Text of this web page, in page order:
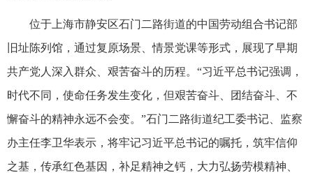
位于上海市静安区石门二路街道的中国劳动组合书记部
旧址陈列馆，通过复原场景、情景党课等形式，展现了早期
共产党人深入群众、艰苦奋斗的历程。“习近平总书记强调，
时代不同，使命任务发生变化，但艰苦奋斗、团结奋斗、不
懈奋斗的精神永远不会变。”石门二路街道纪工委书记、监察
办主任李卫华表示，将牢记习近平总书记的嘱托，筑牢信仰
之基，传承红色基因，补足精神之钙，大力弘扬劳模精神、